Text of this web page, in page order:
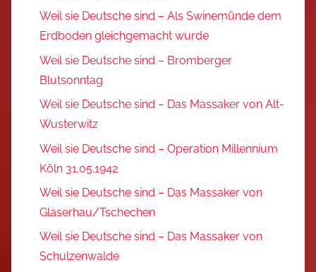
Weil sie Deutsche sind – Als Swinemünde dem
Erdboden gleichgemacht wurde
Weil sie Deutsche sind – Bromberger
Blutsonntag
Weil sie Deutsche sind – Das Massaker von Alt-
Wusterwitz
Weil sie Deutsche sind – Operation Millennium
Köln 31.05.1942
Weil sie Deutsche sind – Das Massaker von
Glaserhau/Tschechen
Weil sie Deutsche sind – Das Massaker von
Schulzenwalde